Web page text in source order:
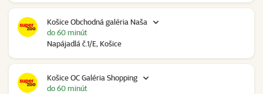
Košice Obchodná galéria Naša
Napájadlá č.1/E, Košice
do 60 minút
Košice OC Galéria Shopping
do 60 minút